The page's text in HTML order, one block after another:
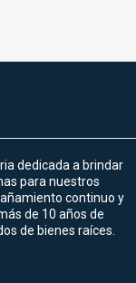
dedicada a brindar
para nuestros
continuo y
de 10 años de
de bienes raíces.